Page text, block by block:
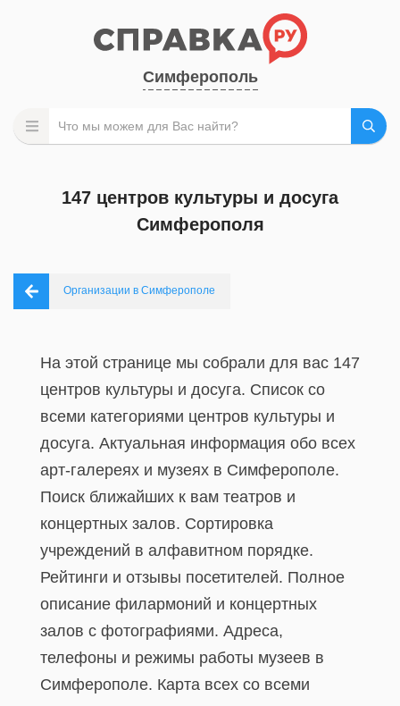
Симферополь
147 центров культуры и досуга
Симферополя
Организации в Симферополе
На этой странице мы собрали для вас 147
центров культуры и досуга. Список со
всеми категориями центров культуры и
досуга. Актуальная информация обо всех
арт-галереях и музеях в Симферополе.
Поиск ближайших к вам театров и
концертных залов. Сортировка
учреждений в алфавитном порядке.
Рейтинги и отзывы посетителей. Полное
описание филармоний и концертных
залов с фотографиями. Адреса,
телефоны и режимы работы музеев в
Симферополе. Карта всех со всеми